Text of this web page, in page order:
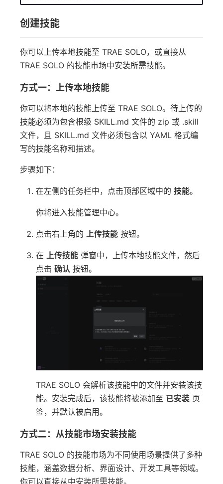
创建技能
你可以上传本地技能至 TRAE SOLO，或直接从
TRAE SOLO 的技能市场中安装所需技能。
方式一：上传本地技能
你可以将本地的技能上传至 TRAE SOLO。待上传的
技能必须为包含根级 SKILL.md 文件的 zip 或 .skill
文件，且 SKILL.md 文件必须包含以 YAML 格式编
写的技能名称和描述。
步骤如下：
在左侧的任务栏中，点击顶部区域中的 技能。
你将进入技能管理中心。
点击右上角的 上传技能 按钮。
在 上传技能 弹窗中，上传本地技能文件，然后
点击 确认 按钮。
TRAE SOLO 会解析该技能中的文件并安装该技
能。安装完成后，该技能将被添加至 已安装 页
签，并默认被启用。
方式二：从技能市场安装技能
TRAE SOLO 的技能市场为不同使用场景提供了多种
技能，涵盖数据分析、界面设计、开发工具等领域。
你可以直接从中安装所需技能。